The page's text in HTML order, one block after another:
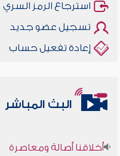
استرجاع الرمز السري
تسجيل عضو جديد
إعادة تفعيل حساب
البث المباشر